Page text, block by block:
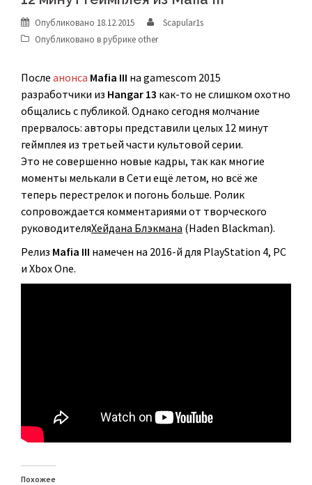
Опубликовано 18.12.2015
Scapular1s
Опубликовано в рубрике other
После анонса Mafia III на gamescom 2015
разработчики из Hangar 13 как-то не слишком охотно
общались с публикой. Однако сегодня молчание
прервалось: авторы представили целых 12 минут
геймплея из третьей части культовой серии.
Это не совершенно новые кадры, так как многие
моменты мелькали в Cети ещё летом, но всё же
теперь перестрелок и погонь больше. Ролик
сопровождается комментариями от творческого
руководителяХейдана Блэкмана (Haden Blackman).
Релиз Mafia III намечен на 2016-й для PlayStation 4, PC
и Xbox One.
Похожее